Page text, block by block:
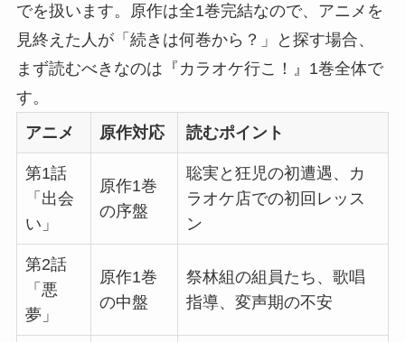
でを扱います。原作は全1巻完結なので、アニメを
見終えた人が「続きは何巻から？」と探す場合、
まず読むべきなのは『カラオケ行こ！』1巻全体で
す。
アニメ
原作対応 読むポイント
第1話
「出会
い」
原作1巻
の序盤
聡実と狂児の初遭遇、カ
ラオケ店での初回レッス
ン
第2話
「悪
夢」
原作1巻
の中盤
祭林組の組員たち、歌唱
指導、変声期の不安